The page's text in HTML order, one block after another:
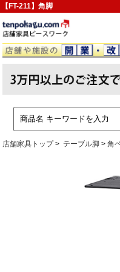
【FT-211】角脚
店舗家具トップ テーブル脚 角